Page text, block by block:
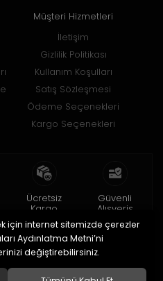
Müşteri Hizmetleri
İletişim
Gizlilik Politikası
Kullanım Koşulları
Satış Sözleşmesi
Ödeme Seçenekleri
Kargo Seçenekleri
Ücretsiz
Kargo
150 TL ve üzeri
Güvenli
Alışveriş
256bit SSL ile
için internet sitemizde çerezler
Aydınlatma Metni’ni
değiştirebilirsiniz.